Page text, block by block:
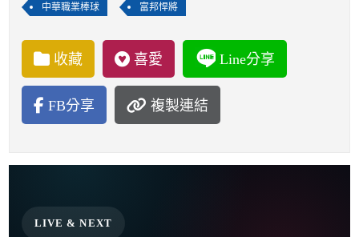
中華職業棒球 富邦悍將
收藏 喜愛 Line分享
FB分享 複製連結
LIVE & NEXT